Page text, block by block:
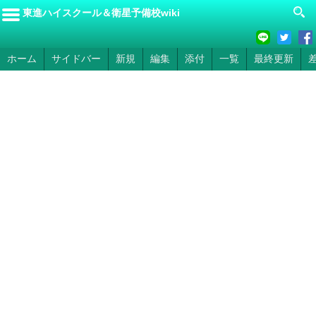
東進ハイスクール＆衛星予備校wiki
ホーム サイドバー 新規 編集 添付 一覧 最終更新